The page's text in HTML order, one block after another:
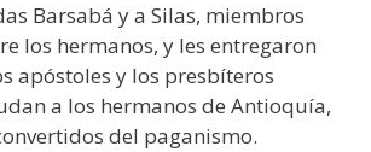
Barsabá y a Silas, miembros
los hermanos, y les entregaron
apóstoles y los presbíteros
a los hermanos de Antioquía,
del paganismo.